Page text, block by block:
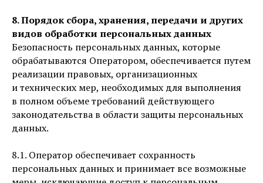
8. Порядок сбора, хранения, передачи и других
видов обработки персональных данных
Безопасность персональных данных, которые
обрабатываются Оператором, обеспечивается путем
реализации правовых, организационных
и технических мер, необходимых для выполнения
в полном объеме требований действующего
законодательства в области защиты персональных
данных.
8.1. Оператор обеспечивает сохранность
персональных данных и принимает все возможные